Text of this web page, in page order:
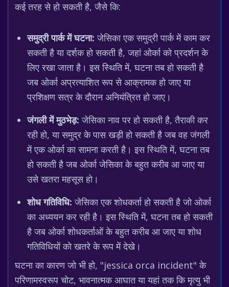
कई तरह से हो सकती है, जैसे कि:
समुद्री पार्क में घटना: जेसिका एक समुद्री पार्क में काम कर
सकती है या दर्शक हो सकती है, जहां ओर्का को प्रदर्शन के
लिए रखा जाता है। इस स्थिति में, घटना तब हो सकती है
जब ओर्का अप्रत्याशित रूप से आक्रामक हो जाए या
प्रशिक्षण सत्र के दौरान अनियंत्रित हो जाए।
जंगली में मुठभेड़: जेसिका नाव पर हो सकती है, तैराकी कर
रही हो, या समुद्र के पास खड़ी हो सकती है जब वह जंगली
में एक ओर्का का सामना करती है। इस स्थिति में, घटना तब
हो सकती है जब ओर्का जेसिका के बहुत करीब आ जाए या
उसे खतरा महसूस हो।
शोध गतिविधि: जेसिका एक शोधकर्ता हो सकती है जो ओर्का
का अध्ययन कर रही है। इस स्थिति में, घटना तब हो सकती
है जब ओर्का शोधकर्ताओं के बहुत करीब आ जाए या शोध
गतिविधियों को खतरे के रूप में देखे।
घटना का कारण जो भी हो, "jessica orca incident" के
परिणामस्वरूप चोट, भावनात्मक आघात या यहां तक कि मृत्यु भी